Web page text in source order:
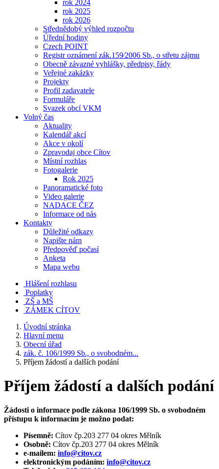
rok 2024
rok 2025
rok 2026
Střednědobý výhled rozpočtu
Úřední hodiny
Czech POINT
Registr oznámení zák.159⁄2006 Sb., o střetu zájmu
Obecně závazné vyhlášky, předpisy, řády
Veřejné zakázky
Projekty
Profil zadavatele
Formuláře
Svazek obcí VKM
Volný čas
Aktuality
Kalendář akcí
Akce v okolí
Zpravodaj obce Cítov
Místní rozhlas
Fotogalerie
Rok 2025
Panoramatické foto
Video galerie
NADACE ČEZ
Informace od nás
Kontakty
Důležité odkazy
Napište nám
Předpověď počasí
Anketa
Mapa webu
Hlášení rozhlasu
Poplatky
ZŠ a MŠ
ZÁMEK CÍTOV
Úvodní stránka
Hlavní menu
Obecní úřad
zák. č. 106/1999 Sb., o svobodném...
Příjem žádostí a dalších podání
Příjem žádostí a dalších podání
Žádosti o informace podle zákona 106/1999 Sb. o svobodném
přístupu k informacím je možno podat:
Písemně: Cítov čp.203 277 04 okres Mělník
Osobně: Cítov čp.203 277 04 okres Mělník
e-mailem: info@citov.cz
elektronickým podáním: info@citov.cz